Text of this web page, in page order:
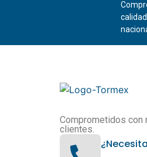
Comprometidos con
clientes.